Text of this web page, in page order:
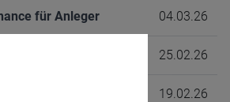
für Anleger 04.03.26
25.02.26
19.02.26